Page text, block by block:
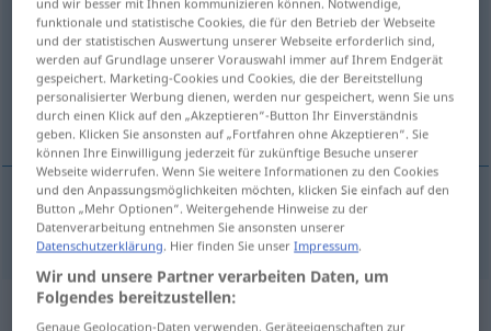
Übersicht aller Übersetzungen
(Für mehr Details die Übersetzung anklicken/antippen)
Aussaat
Aussaatf semailles
Synonyme für "semailles"
funktionale und statistische Cookies, die für den Betrieb der Webseite
und der statistischen Auswertung unserer Webseite erforderlich sind,
werden auf Grundlage unserer Vorauswahl immer auf Ihrem Endgerät
gespeichert. Marketing-Cookies und Cookies, die der Bereitstellung
personalisierter Werbung dienen, werden nur gespeichert, wenn Sie uns
durch einen Klick auf den „Akzeptieren“-Button Ihr Einverständnis
geben. Klicken Sie ansonsten auf „Fortfahren ohne Akzeptieren“. Sie
können Ihre Einwilligung jederzeit für zukünftige Besuche unserer
Webseite widerrufen. Wenn Sie weitere Informationen zu den Cookies
und den Anpassungsmöglichkeiten möchten, klicken Sie einfach auf den
Button „Mehr Optionen“. Weitergehende Hinweise zu der
Datenverarbeitung entnehmen Sie ansonsten unserer
Datenschutzerklärung . Hier finden Sie unserImpressum
Wir und unsere Partner verarbeiten Daten, um
Folgendes bereitzustellen:
Genaue Geolocation-Daten verwenden. Geräteeigenschaften zur